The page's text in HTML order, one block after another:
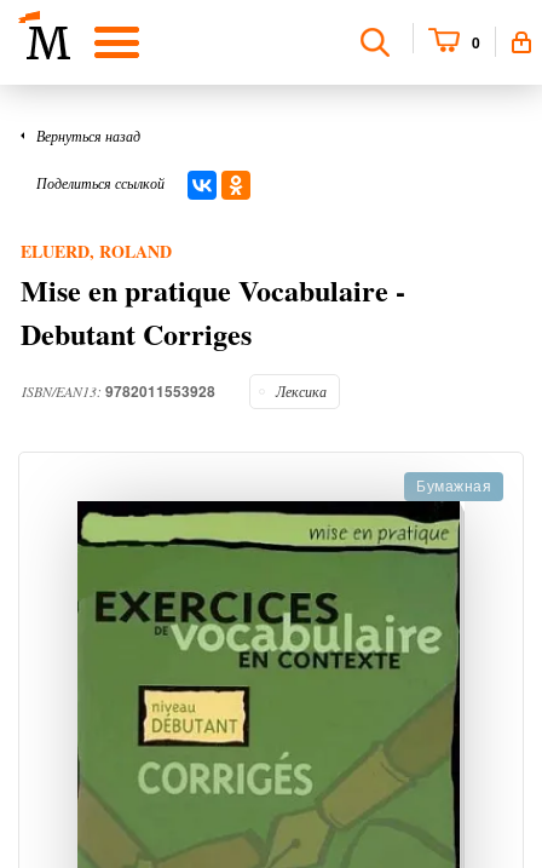
0
Вернуться назад
Поделиться ссылкой
ELUERD, ROLAND
Mise en pratique Vocabulaire -
Debutant Corriges
ISBN/EAN13: 9782011553928 Лексика
Бумажная